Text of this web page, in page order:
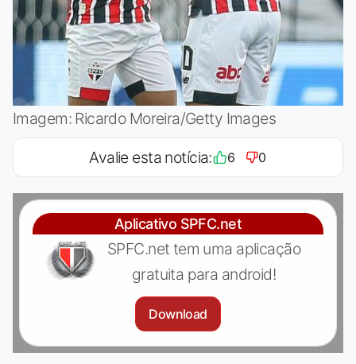
Imagem: Ricardo Moreira/Getty Images
Avalie esta notícia: 6 0
Aplicativo SPFC.net
SPFC.net tem uma aplicação
gratuita para android!
Download